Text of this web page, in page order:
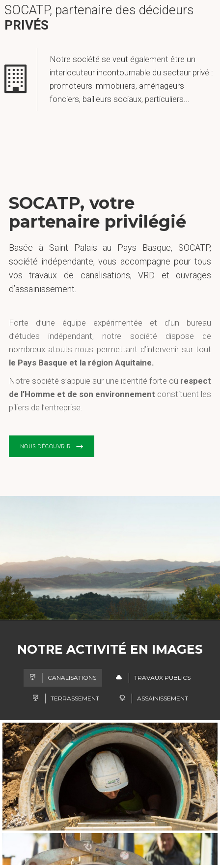
SOCATP, partenaire des décideurs
PRIVÉS
Notre société se veut également être un
interlocuteur incontournable du secteur privé :
promoteurs immobiliers, aménageurs
fonciers, bailleurs sociaux, particuliers...
SOCATP, votre
partenaire privilégié
Basée à Saint Palais au Pays Basque, SOCATP,
société indépendante, vous accompagne pour tous
vos travaux de canalisations, VRD et ouvrages
d’assainissement.
Forte d’une équipe expérimentée et d’un bureau
d’études indépendant, notre société dispose de
nombreux atouts nous permettant d’intervenir sur tout
le Pays Basque et la région Aquitaine.
Notre société s’appuie sur une identité forte où respect
de l’Homme et de son environnement constituent les
piliers de l’entreprise.
NOUS DÉCOUVRIR
NOTRE ACTIVITÉ EN IMAGES
CANALISATIONS TRAVAUX PUBLICS
TERRASSEMENT ASSAINISSEMENT